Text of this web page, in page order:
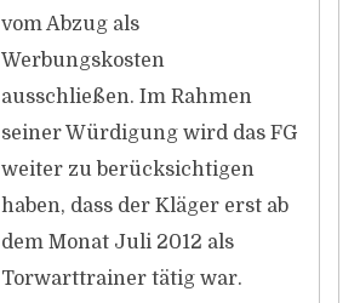
vom Abzug als
Werbungskosten
ausschließen. Im Rahmen
seiner Würdigung wird das FG
weiter zu berücksichtigen
haben, dass der Kläger erst ab
dem Monat Juli 2012 als
Torwarttrainer tätig war.